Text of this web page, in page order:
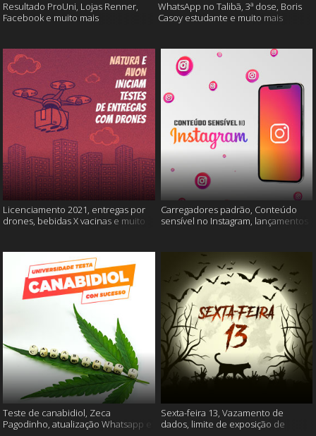
Resultado ProUni, Lojas Renner,
Facebook e muito mais
WhatsApp no Talibã, 3ª dose, Boris
Casoy estudante e muito mais
Licenciamento 2021, entregas por
drones, bebidas X vacinas e muito
Carregadores padrão, Conteúdo
sensível no Instagram, lançamentos
Teste de canabidiol, Zeca
Pagodinho, atualização Whatsapp e
Sexta-feira 13, Vazamento de
dados, limite de exposição de